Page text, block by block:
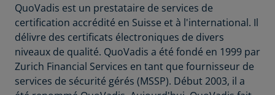
QuoVadis est un prestataire de services de
certification accrédité en Suisse et à l'international. Il
délivre des certificats électroniques de divers
niveaux de qualité. QuoVadis a été fondé en 1999 par
Zurich Financial Services en tant que fournisseur de
services de sécurité gérés (MSSP). Début 2003, il a